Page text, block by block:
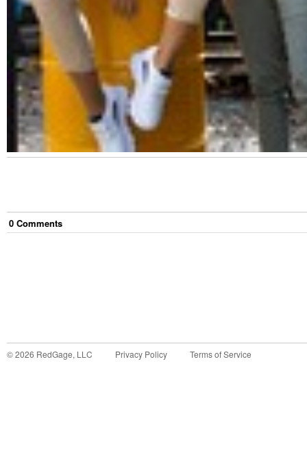
0 Comments
©2026 RedGage, LLC Privacy Policy Terms of Service